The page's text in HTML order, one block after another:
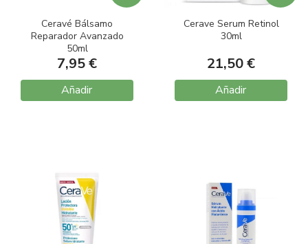
Ceravé Bálsamo
Reparador Avanzado
50ml
7,95 €
Añadir
Cerave Serum Retinol
30ml
21,50 €
Añadir